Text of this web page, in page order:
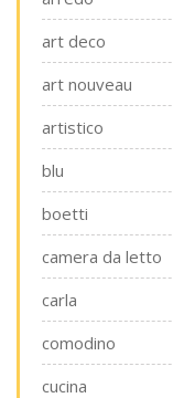
art deco
art nouveau
artistico
blu
boetti
camera da letto
carla
comodino
cucina